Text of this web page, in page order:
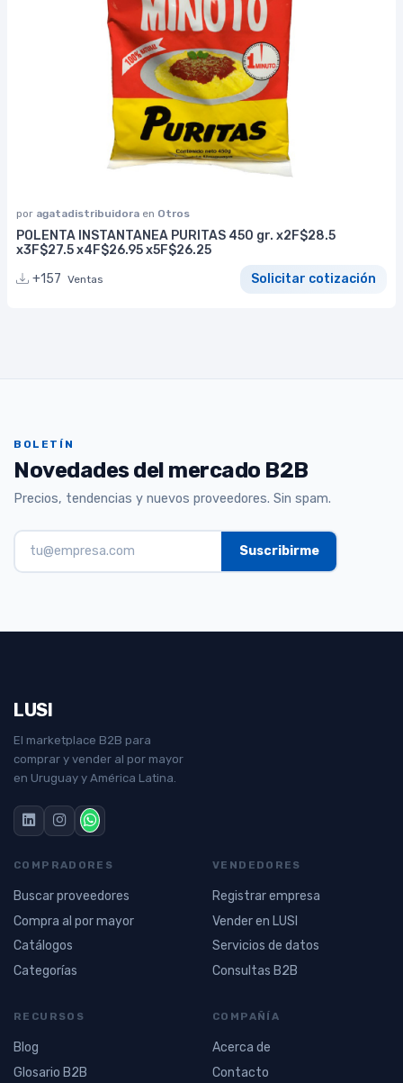
por agatadistribuidora en Otros
POLENTA INSTANTANEA PURITAS 450 gr. x2F$28.5
x3F$27.5 x4F$26.95 x5F$26.25
+157 Ventas Solicitar cotización
BOLETÍN
Novedades del mercado B2B
Precios, tendencias y nuevos proveedores. Sin spam.
LUSI
El marketplace B2B para
comprar y vender al por mayor
en Uruguay y América Latina.
COMPRADORES
Buscar proveedores
Compra al por mayor
Catálogos
Categorías
VENDEDORES
Registrar empresa
Vender en LUSI
Servicios de datos
Consultas B2B
RECURSOS
Blog
Glosario B2B
COMPAÑÍA
Acerca de
Contacto